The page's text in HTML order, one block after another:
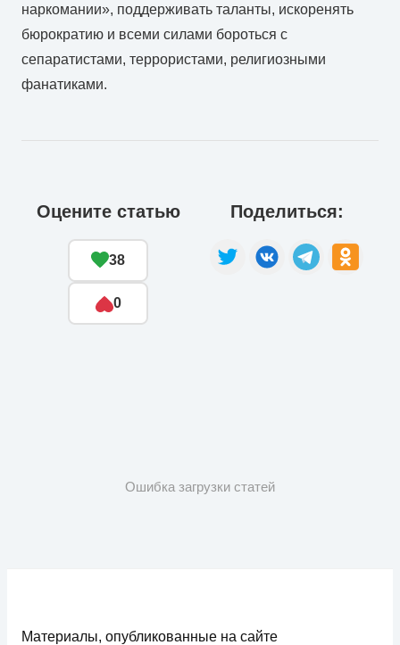
наркомании», поддерживать таланты, искоренять
бюрократию и всеми силами бороться с
сепаратистами, террористами, религиозными
фанатиками.
Оцените статью
38
0
Поделиться:
Ошибка загрузки статей
Материалы, опубликованные на сайте